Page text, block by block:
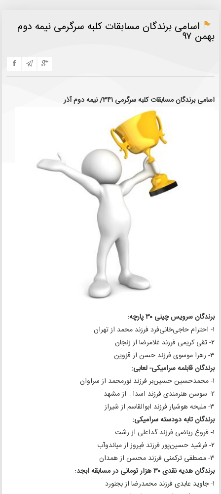
اسامی برندگان مسابقات کلبه سرگرمی نیمه دوم
بهمن ۹۷
اسامی برندگان مسابقات کلبه سرگرمی ۳۴۱/ نیمه دوم آذر
برندگان سرویس چینی ۳۰ پارچه:
۱- احترام حاجی‌خانی‌فرد فرزند محمد از تهران
۲- تقی کریمی فرزند غلامرضا از زنجان
۳- زهرا موسوی فرزند حسن از قزوین
برندگان قابلمه سرامیکی- لعابی:
۱- محمدحسین حسین‌بر فرزند نورمحمد از سراوان
۲- سوسن هنرمندی فرزند اسدا… از مشهد
۳- ملیحه هوشیار فرزند ابوالقاسم از شیراز
برندگان تابه دودسته سرامیکی:
۱- فروغ ریاضی فرزند گداعلی از رشت
۲- فرشید حسین‌پور فرزند فیروز از میاندوآب
۳- مصطفی ترکمنی فرزند محسن از همدان
برندگان هدیه نقدی ۳۰ هزار تومانی در مسابقه ابجد:
۱- جاوید عابدی فرزند محمدرضا از بجنورد